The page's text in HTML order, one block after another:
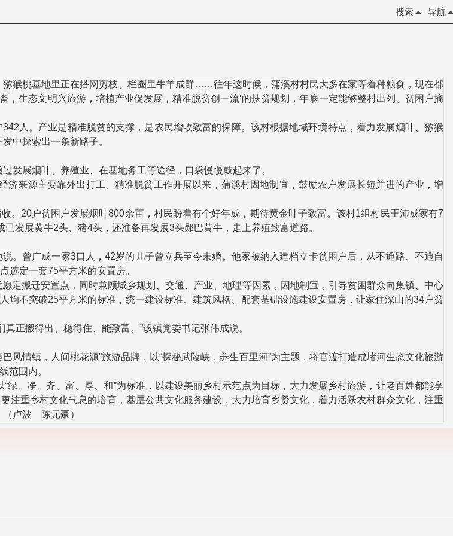
导航
搜索
桃基地里正在搭网剪枝、栏圈里牛羊成群……往年这时候，蒲溪村村民大多在家等着种粮食，现在都
，生态文明兴旅游，培植产业促发展，精准脱贫创一流’的扶贫规划，年底一定能够整村出列、贫困户摘
人。产业是精准脱贫的支撑，是农民增收致富的保障。该村根据地域环境特点，着力发展烟叶、猕猴
中探索出一条新路子。
展烟叶、养殖业、在基地务工等途径，口袋慢慢鼓起来了。
源主要靠外出打工。精准脱贫工作开展以来，蒲溪村因地制宜，鼓励农户发展长短并进的产业，增
20户贫困户发展烟叶800余亩，村民盼着有个好年成，期待黄金叶子致富。该村1组村民王沛成家有7
发展黄牛2头、猪4头，还准备再发展3头郧巴黄牛，走上养殖致富道路。
曾广成一家3口人，42岁的儿子曾立兵至今未婚。他家被纳入建档立卡贫困户后，从不通路、不通自
选定一套75平方米的安置房。
搬迁安置点，同时兼顾城乡规划、交通、产业、地理等因素，因地制宜，引导贫困群众向集镇、中心
均不突破25平方米的标准，统一建设标准、建筑风格、配套基础设施建设安置房，让家住深山的34户贫
搬得出、稳得住、能致富。”该镇党委书记张伟成说。
情镇，人间桃花源”旅游品牌，以“探秘武陵峡，养生百里河”为主题，将官渡打造成堵河生态文化旅游
范围内。
净、齐、富、厚、和”为标准，以建设美丽乡村示范点为目标，大力发展乡村旅游，让老百姓都能享
注重乡村文化气息的培育，基层公共文化服务建设，大力培育乡贤文化，着力活跃农村群众文化，注重
（卢波 陈元豪）